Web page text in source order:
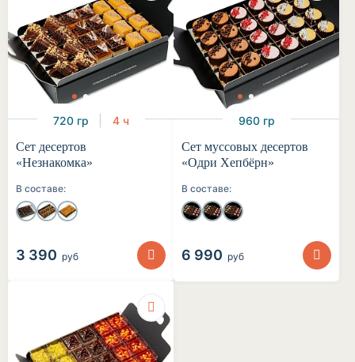
720 гр
4 ч
Сет десертов
«Незнакомка»
В составе:
3 390 руб
960 гр
Сет муссовых десертов
«Одри Хепбёрн»
В составе:
6 990 руб